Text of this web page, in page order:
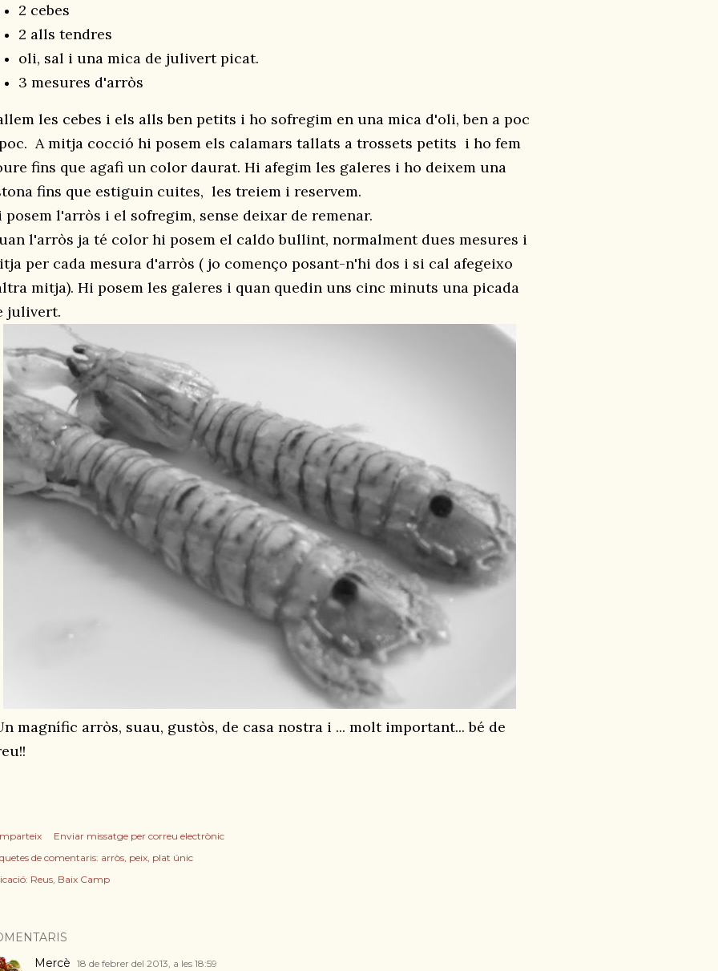
2 cebes
2 alls tendres
oli, sal i una mica de julivert picat.
3 mesures d'arròs
les cebes i els alls ben petits i ho sofregim en una mica d'oli, ben a poc
A mitja cocció hi posem els calamars tallats a trossets petits i ho fem
fins que agafi un color daurat. Hi afegim les galeres i ho deixem una
fins que estiguin cuites, les treiem i reservem.
posem l'arròs i el sofregim, sense deixar de remenar.
l'arròs ja té color hi posem el caldo bullint, normalment dues mesures i
per cada mesura d'arròs ( jo començo posant-n'hi dos i si cal afegeixo
mitja). Hi posem les galeres i quan quedin uns cinc minuts una picada
julivert.
magnífic arròs, suau, gustòs, de casa nostra i ... molt important... bé de
Enviar missatge per correu electrònic
de comentaris: arròs peix plat únic
Reus, Baix Camp
Mercè 18 de febrer del 2013, a les 18:59